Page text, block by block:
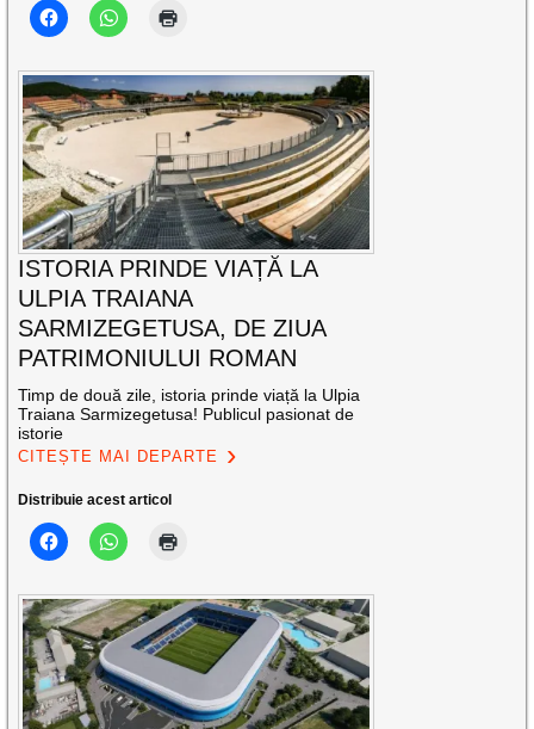
ISTORIA PRINDE VIAȚĂ LA
ULPIA TRAIANA
SARMIZEGETUSA, DE ZIUA
PATRIMONIULUI ROMAN
Timp de două zile, istoria prinde viață la Ulpia
Traiana Sarmizegetusa! Publicul pasionat de
istorie
CITEȘTE MAI DEPARTE
Distribuie acest articol